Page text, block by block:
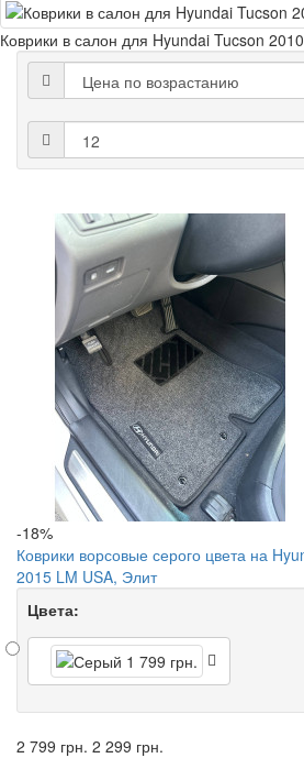
Коврики в салон для Hyundai Tucson
-18%
Коврики ворсовые серого цвета на
2015 LM USA, Элит
Цвета:
2 799 грн. 2 299 грн.